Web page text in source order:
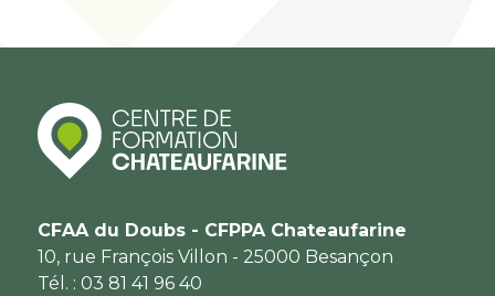
CFAA du Doubs - CFPPA Chateaufarine
10, rue François Villon - 25000 Besançon
Tél. : 03 81 41 96 40